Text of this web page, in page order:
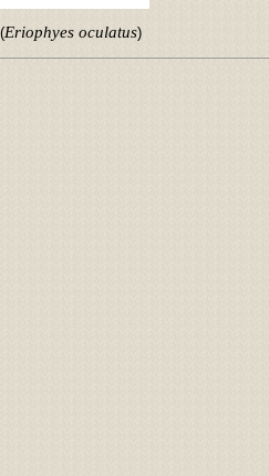
Eriophyes oculatus)